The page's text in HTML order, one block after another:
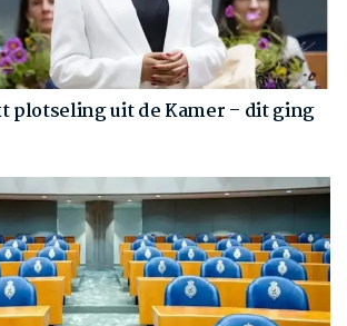
plotseling uit de Kamer – dit ging